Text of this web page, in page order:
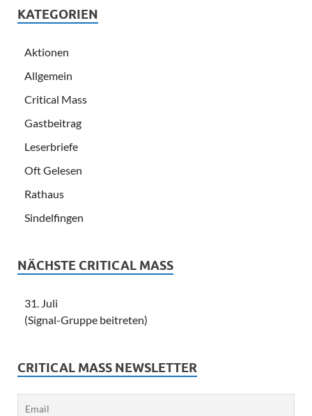
KATEGORIEN
Aktionen
Allgemein
Critical Mass
Gastbeitrag
Leserbriefe
Oft Gelesen
Rathaus
Sindelfingen
NÄCHSTE CRITICAL MASS
31. Juli
(Signal-Gruppe beitreten)
CRITICAL MASS NEWSLETTER